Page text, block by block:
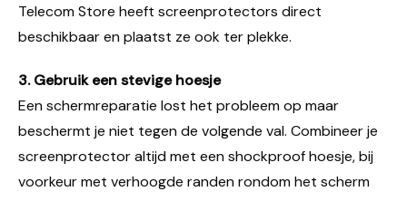
Telecom Store heeft screenprotectors direct
beschikbaar en plaatst ze ook ter plekke.
3. Gebruik een stevige hoesje
Een schermreparatie lost het probleem op maar
beschermt je niet tegen de volgende val. Combineer je
screenprotector altijd met een shockproof hoesje, bij
voorkeur met verhoogde randen rondom het scherm